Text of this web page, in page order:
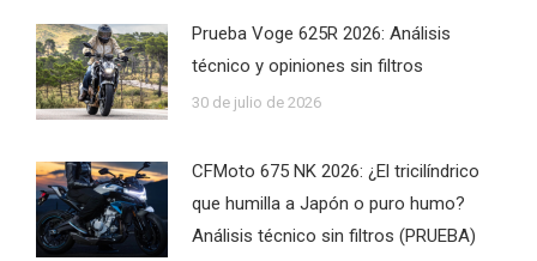
Prueba Voge 625R 2026: Análisis
técnico y opiniones sin filtros
30 de julio de 2026
CFMoto 675 NK 2026: ¿El tricilíndrico
que humilla a Japón o puro humo?
Análisis técnico sin filtros (PRUEBA)